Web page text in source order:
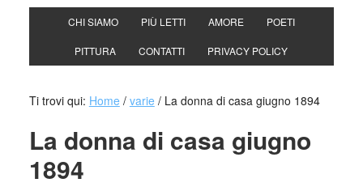
CHI SIAMO PIÙ LETTI AMORE POETI
PITTURA CONTATTI PRIVACY POLICY
Ti trovi qui: Home / varie /La donna di casa giugno 1894
La donna di casa giugno
1894